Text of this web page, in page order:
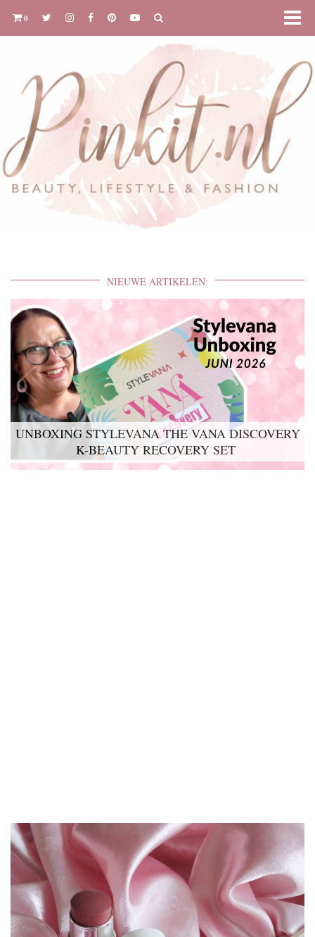
0
NIEUWE ARTIKELEN:
UNBOXING STYLEVANA THE VANA DISCOVERY
K-BEAUTY RECOVERY SET
LYKO LOVABLES THE BDAY KIT 2026 UNBOXING